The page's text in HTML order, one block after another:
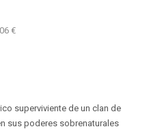
€
superviviente de un clan de
sus poderes sobrenaturales